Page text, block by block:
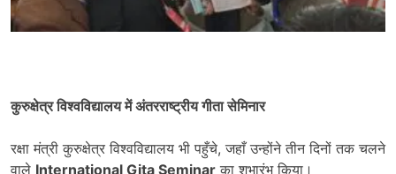
कुरुक्षेत्र विश्वविद्यालय में अंतरराष्ट्रीय गीता सेमिनार
रक्षा मंत्री कुरुक्षेत्र विश्वविद्यालय भी पहुँचे, जहाँ उन्होंने तीन दिनों तक चलने
वाले International Gita Seminar का शुभारंभ किया।